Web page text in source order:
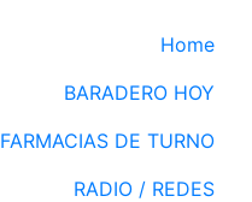
Home
BARADERO HOY
FARMACIAS DE TURNO
RADIO / REDES